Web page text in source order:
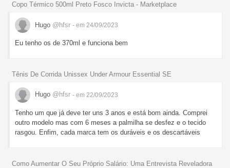
Copo Térmico 500ml Preto Fosco Invicta - Marketplace
Hugo @hfsr - em 24/09/2023
Eu tenho os de 370ml e funciona bem
Tênis De Corrida Unissex Under Armour Essential SE
Hugo @hfsr - em 22/09/2023
Tenho um que já deve ter uns 3 anos e está bom ainda. Comprei
outro modelo mas com 6 meses a palmilha se desfez e o tecido
rasgou. Enfim, cada marca tem os duráveis e os descartáveis
Como Aumentar O Seu Próprio Salário: Uma Entrevista Reveladora